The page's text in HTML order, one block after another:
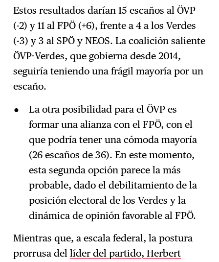
Estos resultados darían 15 escaños al ÖVP
(-2) y 11 al FPÖ (+6), frente a 4 a los Verdes
(-3) y 3 al SPÖ y NEOS. La coalición saliente
ÖVP-Verdes, que gobierna desde 2014,
seguiría teniendo una frágil mayoría por un
escaño.
La otra posibilidad para el ÖVP es
formar una alianza con el FPÖ, con el
que podría tener una cómoda mayoría
(26 escaños de 36). En este momento,
esta segunda opción parece la más
probable, dado el debilitamiento de la
posición electoral de los Verdes y la
dinámica de opinión favorable al FPÖ.
Mientras que, a escala federal, la postura
prorrusa dellíder del partido, Herbert